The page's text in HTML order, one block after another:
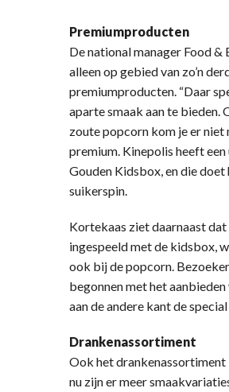
Premiumproducten
De national manager Food
alleen op gebied van zo’n
premiumproducten. “Daar
aparte smaak aan te bieden.
zoute popcorn kom je er niet
premium. Kinepolis heeft
Gouden Kidsbox, en die
suikerspin.
Kortekaas ziet daarnaast dat
ingespeeld met de kidsbox,
ook bij de popcorn.
begonnen met het
aan de andere kant de
Drankenassortiment
Ook het drankenassortiment
nu zijn er meer